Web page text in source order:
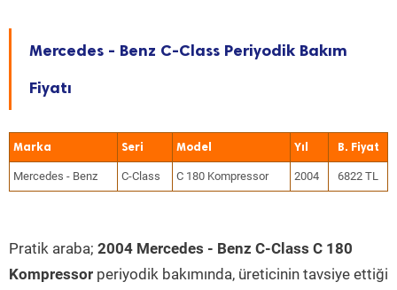
Mercedes - Benz C-Class Periyodik Bakım
Fiyatı
Marka Seri Model Yıl
Mercedes - Benz C-Class C 180 Kompressor 2004 6822 TL
Pratik araba; 2004 Mercedes - Benz C-Class C 180
Kompressor periyodik bakımında, üreticinin tavsiye ettiği